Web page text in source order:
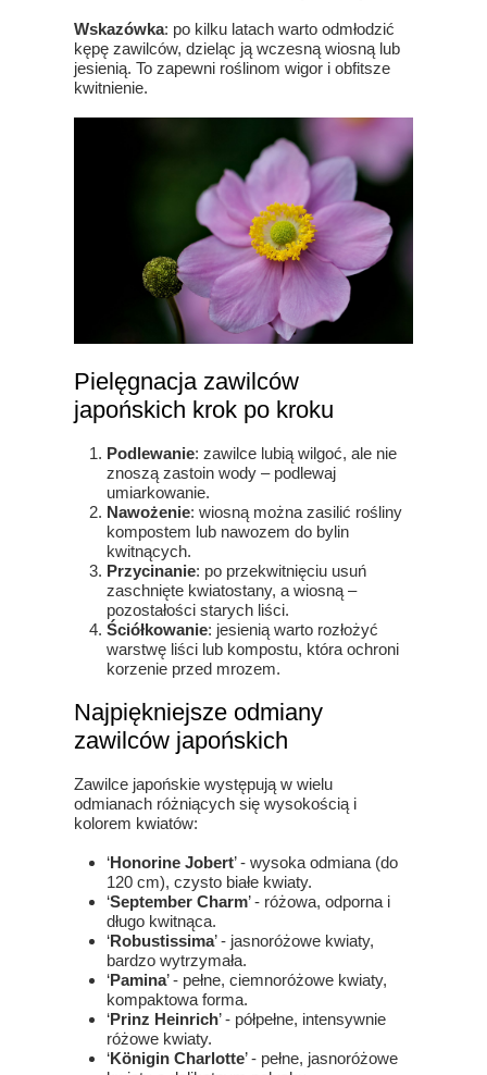
Wskazówka: po kilku latach warto odmłodzić
kępę zawilców, dzieląc ją wczesną wiosną lub
jesienią. To zapewni roślinom wigor i obfitsze
kwitnienie.
Pielęgnacja zawilców
japońskich krok po kroku
Podlewanie: zawilce lubią wilgoć, ale nie
znoszą zastoin wody – podlewaj
umiarkowanie.
Nawożenie: wiosną można zasilić rośliny
kompostem lub nawozem do bylin
kwitnących.
Przycinanie: po przekwitnięciu usuń
zaschnięte kwiatostany, a wiosną –
pozostałości starych liści.
Ściółkowanie: jesienią warto rozłożyć
warstwę liści lub kompostu, która ochroni
korzenie przed mrozem.
Najpiękniejsze odmiany
zawilców japońskich
Zawilce japońskie występują w wielu
odmianach różniących się wysokością i
kolorem kwiatów:
‘Honorine Jobert’ - wysoka odmiana (do
120 cm), czysto białe kwiaty.
‘September Charm’ - różowa, odporna i
długo kwitnąca.
‘Robustissima’ - jasnoróżowe kwiaty,
bardzo wytrzymała.
‘Pamina’ - pełne, ciemnoróżowe kwiaty,
kompaktowa forma.
‘Prinz Heinrich’ - półpełne, intensywnie
różowe kwiaty.
‘Königin Charlotte’ - pełne, jasnoróżowe